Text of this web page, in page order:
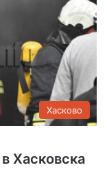
Хасково
Хасковска